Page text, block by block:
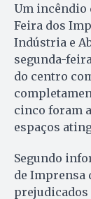
Um incêndio
Feira dos
Indústria e
segunda-
do centro
cinco foram
espaços
Segundo
de Imprensa
prejudicados